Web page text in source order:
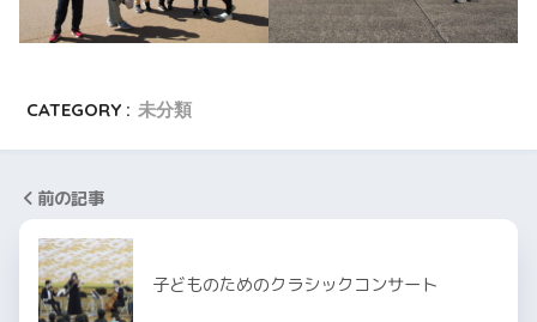
CATEGORY : 未分類
前の記事
子どものためのクラシックコンサート